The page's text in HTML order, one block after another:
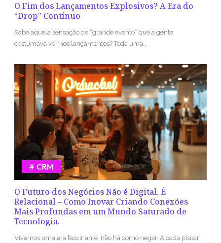
O Fim dos Lançamentos Explosivos? A Era do
“Drop” Contínuo
Sabe aquela sensação de “grande evento” que a gente
costumava ver nos lançamentos? Toda uma...
O Futuro dos Negócios Não é Digital. É
Relacional – Como Inovar Criando Conexões
Mais Profundas em um Mundo Saturado de
Tecnologia.
CRM
Vivemos uma era fascinante, não há como negar. A cada piscar